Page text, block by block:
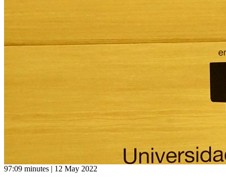
97:09 minutes | 12 May 2022